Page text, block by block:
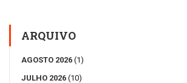
ARQUIVO
AGOSTO 2026 (1)
JULHO 2026 (10)